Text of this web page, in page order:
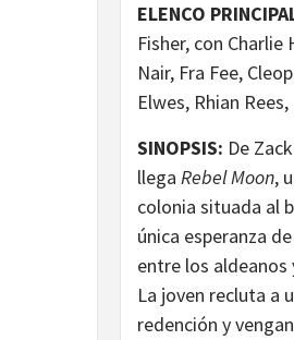
ELENCO
Fisher, con
Nair, Fra Fee,
Elwes, Rhian
SINOPSIS: De
llega Rebel Moon,
colonia situada al
única esperanza
entre los aldeanos
La joven recluta a
redención y